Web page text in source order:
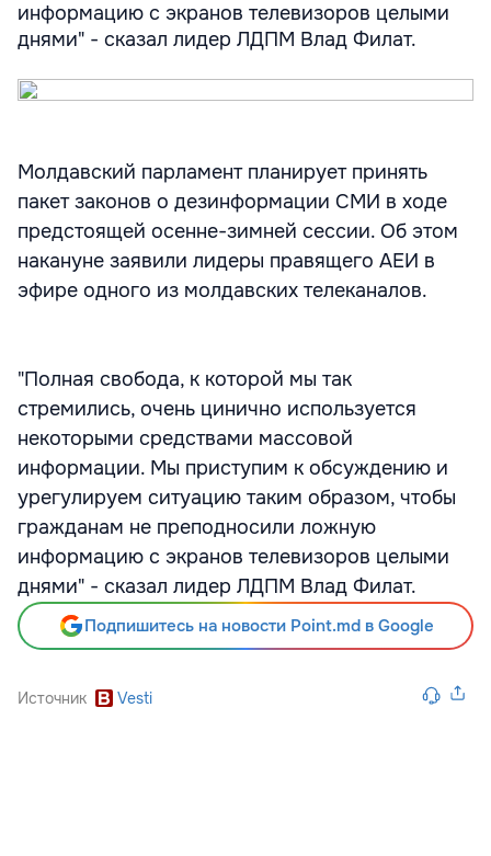
информацию с экранов телевизоров целыми
днями" - сказал лидер ЛДПМ Влад Филат.
Молдавский парламент планирует принять
пакет законов о дезинформации СМИ в ходе
предстоящей осенне-зимней сессии. Об этом
накануне заявили лидеры правящего АЕИ в
эфире одного из молдавских телеканалов.
"Полная свобода, к которой мы так
стремились, очень цинично используется
некоторыми средствами массовой
информации. Мы приступим к обсуждению и
урегулируем ситуацию таким образом, чтобы
гражданам не преподносили ложную
информацию с экранов телевизоров целыми
днями" - сказал лидер ЛДПМ Влад Филат.
Подпишитесь на новости Point.md в Google
Источник Vesti